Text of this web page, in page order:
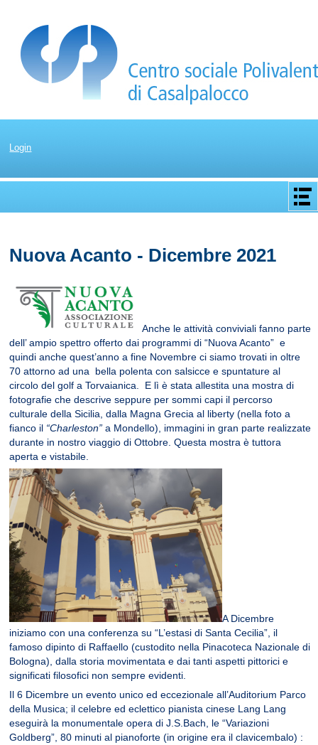
Login
Apri/
menu
Nuova Acanto - Dicembre 2021
Anche le attività conviviali fanno parte
dell’ ampio spettro offerto dai programmi di “Nuova Acanto” e
quindi anche quest’anno a fine Novembre ci siamo trovati in oltre
70 attorno ad una bella polenta con salsicce e spuntature al
circolo del golf a Torvaianica. E lì è stata allestita una mostra di
fotografie che descrive seppure per sommi capi il percorso
culturale della Sicilia, dalla Magna Grecia al liberty (nella foto a
fianco il “Charleston” a Mondello), immagini in gran parte realizzate
durante in nostro viaggio di Ottobre. Questa mostra è tuttora
aperta e vistabile.
A Dicembre
iniziamo con una conferenza su “L’estasi di Santa Cecilia”, il
famoso dipinto di Raffaello (custodito nella Pinacoteca Nazionale di
Bologna), dalla storia movimentata e dai tanti aspetti pittorici e
significati filosofici non sempre evidenti.
Il 6 Dicembre un evento unico ed eccezionale all’Auditorium Parco
della Musica; il celebre ed eclettico pianista cinese Lang Lang
eseguirà la monumentale opera di J.S.Bach, le “Variazioni
Goldberg”, 80 minuti al pianoforte (in origine era il clavicembalo) :